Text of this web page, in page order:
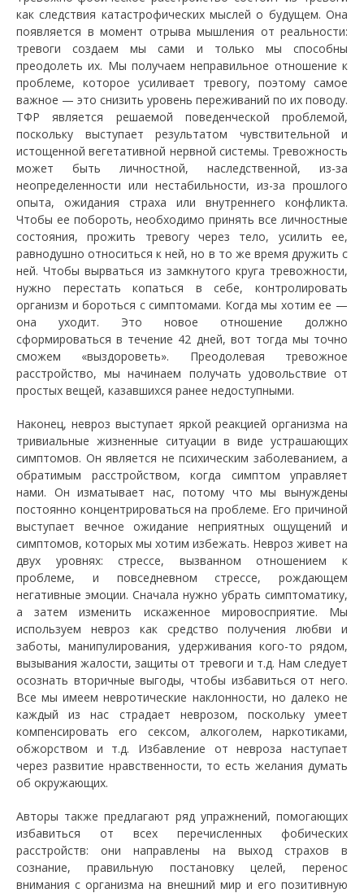
как следствия катастрофических мыслей о будущем. Она
появляется в момент отрыва мышления от реальности:
тревоги создаем мы сами и только мы способны
преодолеть их. Мы получаем неправильное отношение к
проблеме, которое усиливает тревогу, поэтому самое
важное — это снизить уровень переживаний по их поводу.
ТФР является решаемой поведенческой проблемой,
поскольку выступает результатом чувствительной и
истощенной вегетативной нервной системы. Тревожность
может быть личностной, наследственной, из-за
неопределенности или нестабильности, из-за прошлого
опыта, ожидания страха или внутреннего конфликта.
Чтобы ее побороть, необходимо принять все личностные
состояния, прожить тревогу через тело, усилить ее,
равнодушно относиться к ней, но в то же время дружить с
ней. Чтобы вырваться из замкнутого круга тревожности,
нужно перестать копаться в себе, контролировать
организм и бороться с симптомами. Когда мы хотим ее —
она уходит. Это новое отношение должно
сформироваться в течение 42 дней, вот тогда мы точно
сможем «выздороветь». Преодолевая тревожное
расстройство, мы начинаем получать удовольствие от
простых вещей, казавшихся ранее недоступными.
Наконец, невроз выступает яркой реакцией организма на
тривиальные жизненные ситуации в виде устрашающих
симптомов. Он является не психическим заболеванием, а
обратимым расстройством, когда симптом управляет
нами. Он изматывает нас, потому что мы вынуждены
постоянно концентрироваться на проблеме. Его причиной
выступает вечное ожидание неприятных ощущений и
симптомов, которых мы хотим избежать. Невроз живет на
двух уровнях: стрессе, вызванном отношением к
проблеме, и повседневном стрессе, рождающем
негативные эмоции. Сначала нужно убрать симптоматику,
а затем изменить искаженное мировосприятие. Мы
используем невроз как средство получения любви и
заботы, манипулирования, удерживания кого-то рядом,
вызывания жалости, защиты от тревоги и т.д. Нам следует
осознать вторичные выгоды, чтобы избавиться от него.
Все мы имеем невротические наклонности, но далеко не
каждый из нас страдает неврозом, поскольку умеет
компенсировать его сексом, алкоголем, наркотиками,
обжорством и т.д. Избавление от невроза наступает
через развитие нравственности, то есть желания думать
об окружающих.
Авторы также предлагают ряд упражнений, помогающих
избавиться от всех перечисленных фобических
расстройств: они направлены на выход страхов в
сознание, правильную постановку целей, перенос
внимания с организма на внешний мир и его позитивную